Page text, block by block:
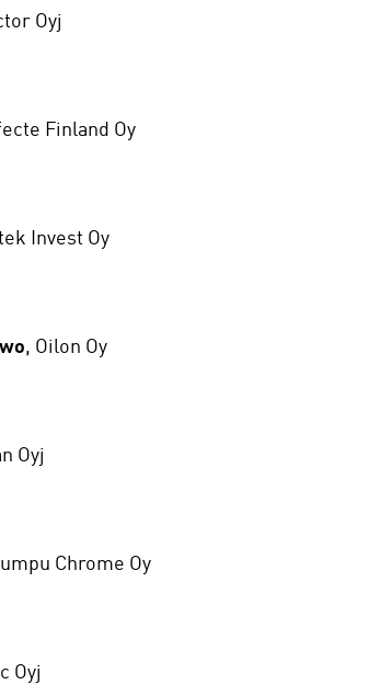
Oyj
Finland Oy
Invest Oy
, Oilon Oy
Oyj
Chrome Oy
Oyj